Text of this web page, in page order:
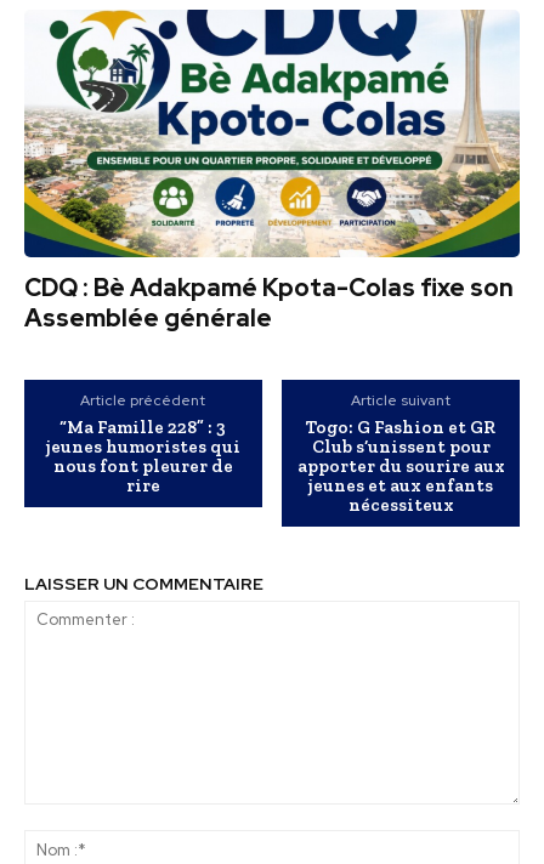
CDQ : Bè Adakpamé Kpota-Colas fixe son
Assemblée générale
Article précédent
“Ma Famille 228” : 3
jeunes humoristes qui
nous font pleurer de
rire
Article suivant
Togo: G Fashion et GR
Club s’unissent pour
apporter du sourire aux
jeunes et aux enfants
nécessiteux
LAISSER UN COMMENTAIRE